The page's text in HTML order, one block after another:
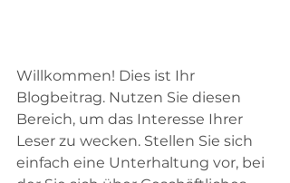
Willkommen! Dies ist Ihr
Blogbeitrag. Nutzen Sie diesen
Bereich, um das Interesse Ihrer
Leser zu wecken. Stellen Sie sich
einfach eine Unterhaltung vor, bei